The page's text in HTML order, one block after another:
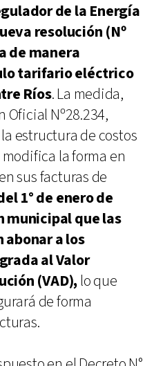
de la Energía
resolución (Nº
de manera
tarifario eléctrico
Ríos. La medida,
Nº28.234,
estructura de costos
la forma en
sus facturas de
1° de enero de
municipal que las
a los
al Valor
(VAD),lo que
de forma